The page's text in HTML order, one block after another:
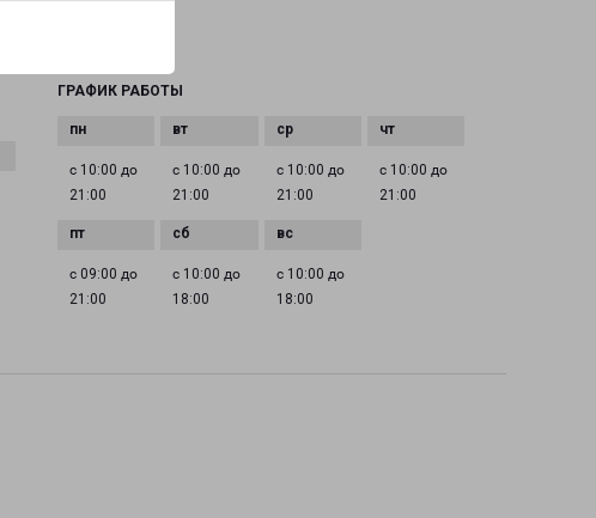
ГРАФИК РАБОТЫ
с 10:00 до
21:00
с 10:00 до
21:00
с 10:00 до
21:00
с 10:00 до
21:00
с 09:00 до
21:00
с 10:00 до
18:00
с 10:00 до
18:00